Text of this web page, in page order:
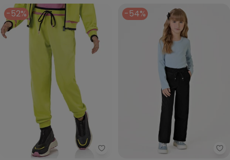
-52%
-54%